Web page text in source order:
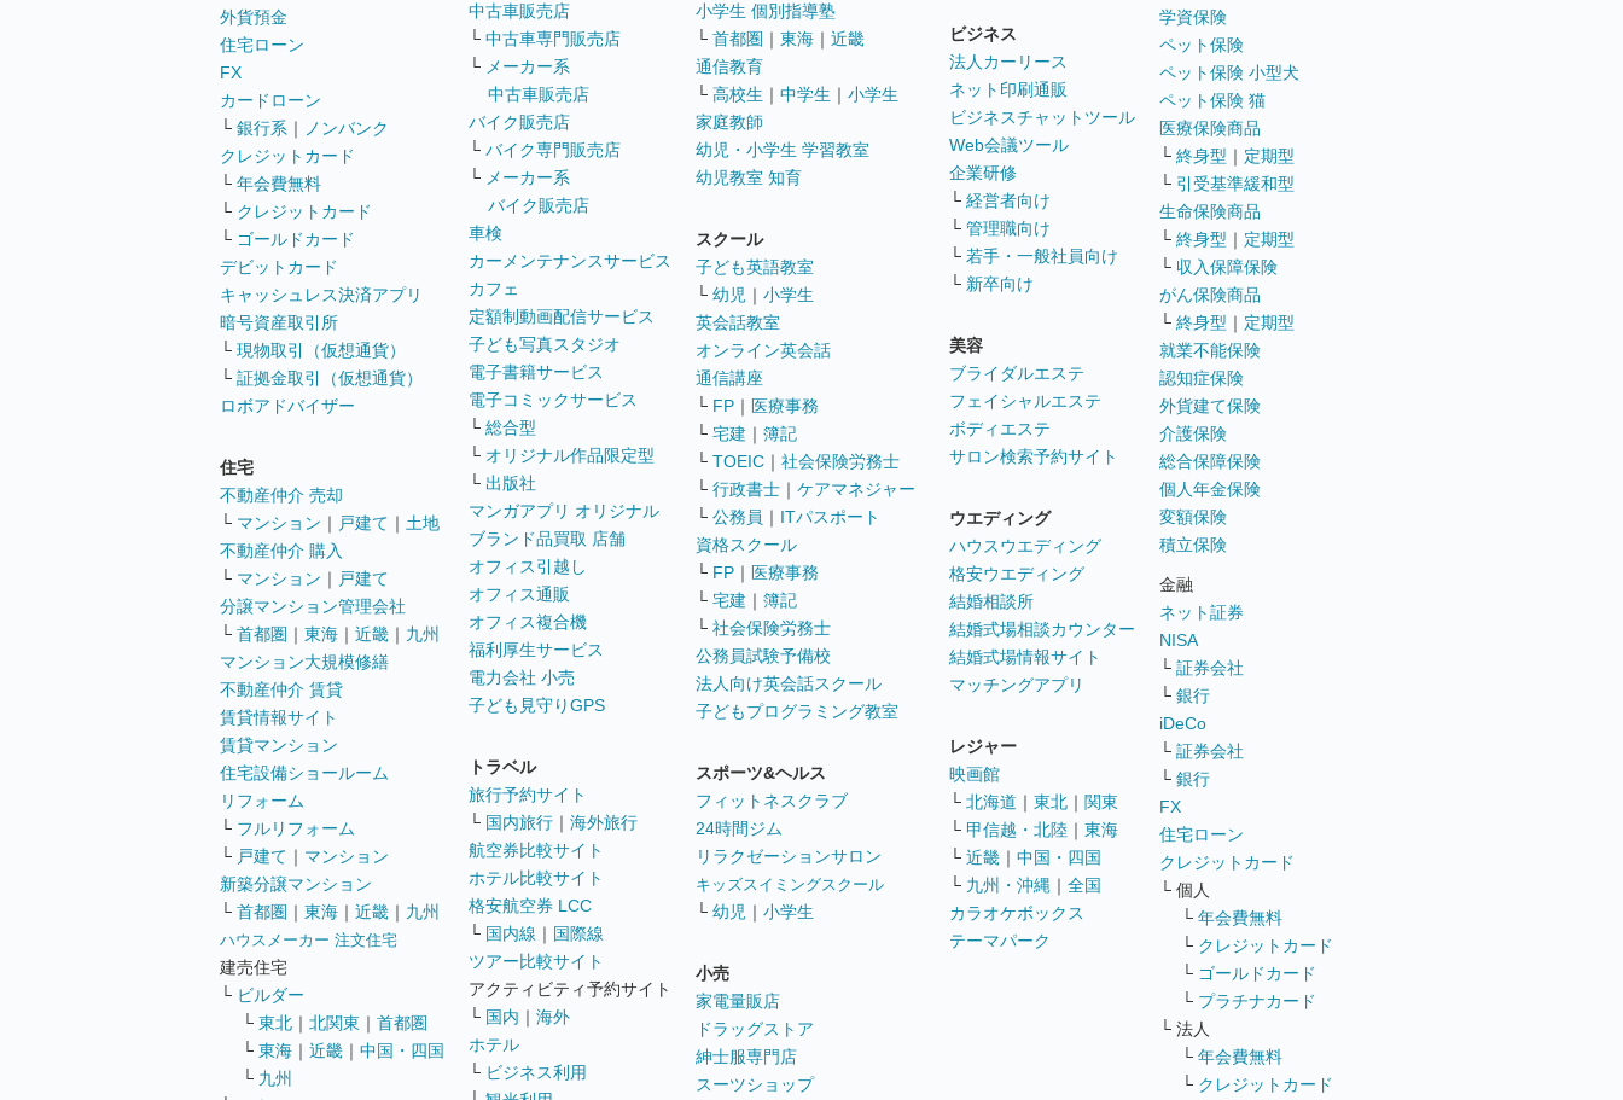
外貨預金
住宅ローン
FX
カードローン
└ 銀行系 ｜
ノンバンク
クレジットカード
└ 年会費無料
└ クレジットカード
└ ゴールドカード
デビットカード
キャッシュレス決済アプリ
暗号資産取引所
└ 現物取引（仮想通貨）
└ 証拠金取引（仮想通貨）
ロボアドバイザー
住宅
不動産仲介 売却
└ マンション ｜ 戸建て ｜ 土地
不動産仲介 購入
└ マンション ｜ 戸建て
分譲マンション管理会社
└ 首都圏 ｜ 東海 ｜ 近畿 ｜ 九州
マンション大規模修繕
不動産仲介 賃貸
賃貸情報サイト
賃貸マンション
住宅設備ショールーム
リフォーム
└ フルリフォーム
└ 戸建て ｜ マンション
新築分譲マンション
└ 首都圏 ｜ 東海 ｜ 近畿 ｜ 九州
ハウスメーカー 注文住宅
建売住宅
└ ビルダー
└ 東北 ｜ 北関東 ｜ 首都圏
└ 東海 ｜ 近畿 ｜ 中国・四国
└ 九州
中古車販売店
└ 中古車専門販売店
└ メーカー系
中古車販売店
バイク販売店
└ バイク専門販売店
└ メーカー系
バイク販売店
車検
カーメンテナンスサービス
カフェ
定額制動画配信サービス
子ども写真スタジオ
電子書籍サービス
電子コミックサービス
└ 総合型
└ オリジナル作品限定型
└ 出版社
マンガアプリ オリジナル
ブランド品買取 店舗
オフィス引越し
オフィス通販
オフィス複合機
福利厚生サービス
電力会社 小売
子ども見守りGPS
トラベル
旅行予約サイト
└ 国内旅行 ｜ 海外旅行
航空券比較サイト
ホテル比較サイト
格安航空券 LCC
└ 国内線 ｜ 国際線
ツアー比較サイト
アクティビティ予約サイト
└ 国内 ｜ 海外
ホテル
└ ビジネス利用
小学生 個別指導塾
└ 首都圏 ｜ 東海 ｜ 近畿
通信教育
└ 高校生 ｜ 中学生 ｜ 小学生
家庭教師
幼児・小学生 学習教室
幼児教室 知育
スクール
子ども英語教室
└ 幼児 ｜ 小学生
英会話教室
オンライン英会話
通信講座
└ FP ｜ 医療事務
└ 宅建 ｜ 簿記
└ TOEIC ｜ 社会保険労務士
└ 行政書士 ｜ ケアマネジャー
└ 公務員 ｜ ITパスポート
資格スクール
└ FP ｜ 医療事務
└ 宅建 ｜ 簿記
└ 社会保険労務士
公務員試験予備校
法人向け英会話スクール
子どもプログラミング教室
スポーツ&ヘルス
フィットネスクラブ
24時間ジム
リラクゼーションサロン
キッズスイミングスクール
└ 幼児 ｜ 小学生
小売
家電量販店
ドラッグストア
紳士服専門店
スーツショップ
ビジネス
法人カーリース
ネット印刷通販
ビジネスチャットツール
Web会議ツール
企業研修
└ 経営者向け
└ 管理職向け
└ 若手・一般社員向け
└ 新卒向け
美容
ブライダルエステ
フェイシャルエステ
ボディエステ
サロン検索予約サイト
ウエディング
ハウスウエディング
格安ウエディング
結婚相談所
結婚式場相談カウンター
結婚式場情報サイト
マッチングアプリ
レジャー
映画館
└ 北海道 ｜ 東北 ｜ 関東
└ 甲信越・北陸 ｜ 東海
└ 近畿 ｜ 中国・四国
└ 九州・沖縄 ｜ 全国
カラオケボックス
テーマパーク
学資保険
ペット保険
ペット保険 小型犬
ペット保険 猫
医療保険商品
└ 終身型 ｜ 定期型
└ 引受基準緩和型
生命保険商品
└ 終身型 ｜ 定期型
└ 収入保障保険
がん保険商品
└ 終身型 ｜ 定期型
就業不能保険
認知症保険
外貨建て保険
介護保険
総合保障保険
個人年金保険
変額保険
積立保険
金融
ネット証券
NISA
└ 証券会社
└ 銀行
iDeCo
└ 証券会社
└ 銀行
FX
住宅ローン
クレジットカード
└ 個人
└ 年会費無料
└ クレジットカード
└ ゴールドカード
└ プラチナカード
└ 法人
└ 年会費無料
└ クレジットカード